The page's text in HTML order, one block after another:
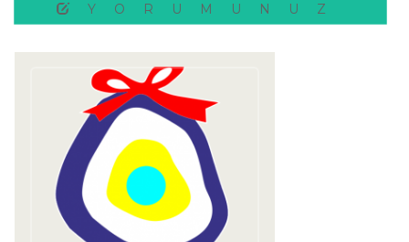
YORUMUNUZ